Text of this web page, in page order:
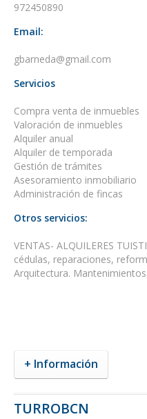
972450890
Email:
gbarneda@gmail.com
Servicios
Compra venta de inmuebles
Valoración de inmuebles
Alquiler anual
Alquiler de temporada
Gestión de trámites
Asesoramiento inmobiliario
Administración de fincas
Otros servicios:
VENTAS- ALQUILERES
cédulas, reparaciones,
Arquitectura.
+ Información
TURROBCN